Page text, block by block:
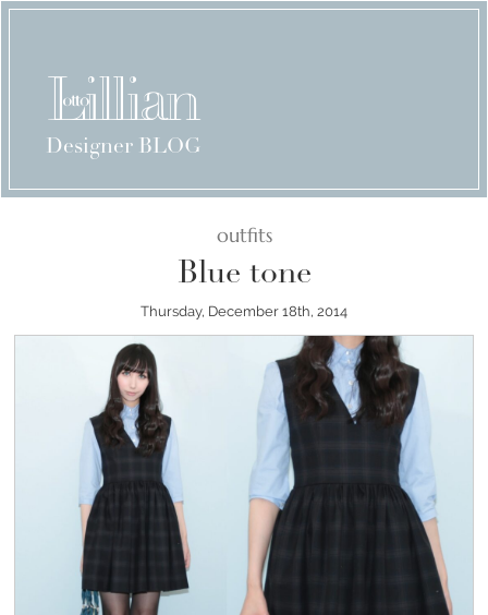
Designer BLOG
outfits
Blue tone
Thursday, December 18th, 2014